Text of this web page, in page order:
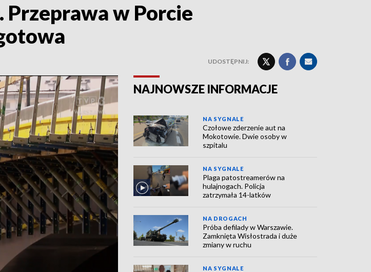
Przeprawa w Porcie
UDOSTĘPNIJ:
NAJNOWSZE INFORMACJE
NA SYGNALE
Czołowe zderzenie aut na
Mokotowie. Dwie osoby w
szpitalu
NA SYGNALE
Plaga patostreamerów na
hulajnogach. Policja
zatrzymała 14-latków
NA DROGACH
Próba defilady w Warszawie.
Zamknięta Wisłostrada i duże
zmiany w ruchu
NA SYGNALE